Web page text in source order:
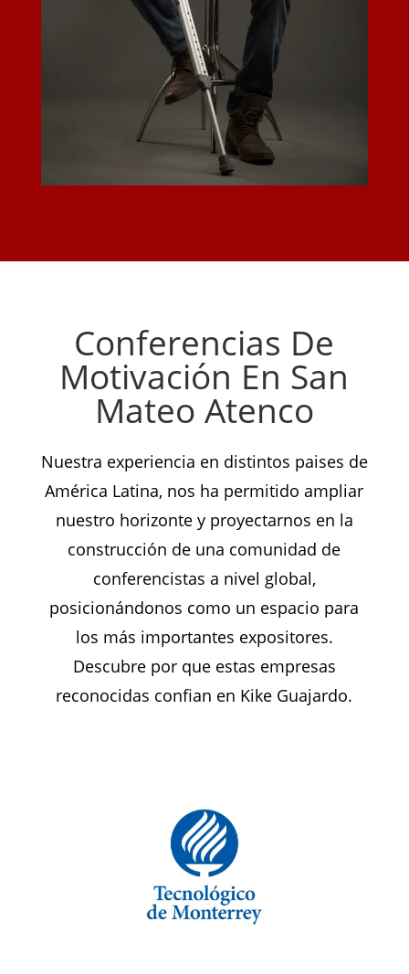
Conferencias De
Motivación En San
Mateo Atenco
Nuestra experiencia en distintos paises de
América Latina, nos ha permitido ampliar
nuestro horizonte y proyectarnos en la
construcción de una comunidad de
conferencistas a nivel global,
posicionándonos como un espacio para
los más importantes expositores.
Descubre por que estas empresas
reconocidas confian en Kike Guajardo.